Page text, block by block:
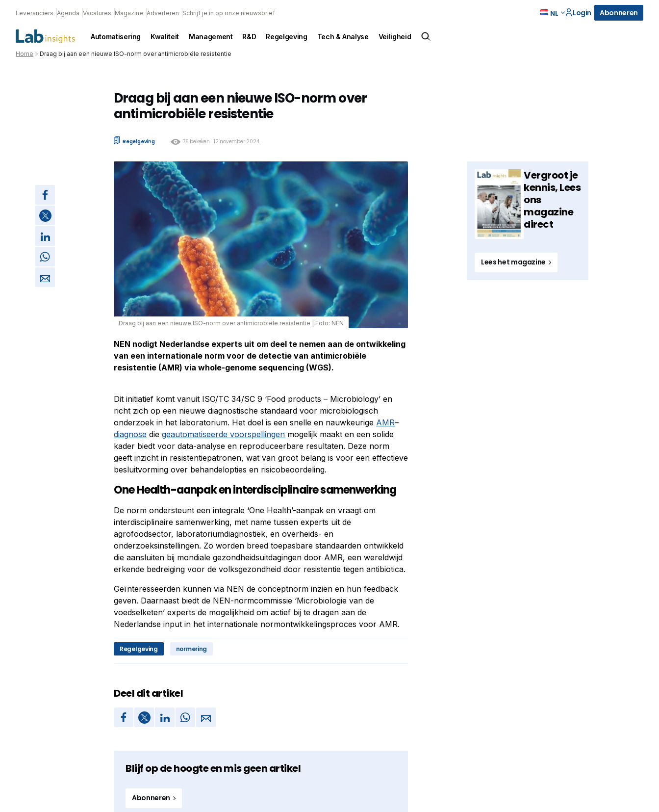
Leveranciers Agenda Vacatures Magazine Adverteren Schrijf je in op onze nieuwsbrief NL Login Abonneren
Automatisering Kwaliteit Management R&D Regelgeving Tech & Analyse Veiligheid
Home » Draag bij aan een nieuwe ISO-norm over antimicrobiële resistentie
Draag bij aan een nieuwe ISO-norm over
antimicrobiële resistentie
Regelgeving 76 bekeken 12 november 2024
Draag bij aan een nieuwe ISO-norm over antimicrobiële resistentie Foto: NEN
NEN nodigt Nederlandse experts uit om deel te nemen aan de ontwikkeling
van een internationale norm voor de detectie van antimicrobiële
resistentie (AMR) via whole-genome sequencing (WGS).
Dit initiatief komt vanuit ISO/TC 34/SC 9 ‘Food products – Microbiology’ en
richt zich op een nieuwe diagnostische standaard voor microbiologisch
onderzoek in het laboratorium. Het doel is een snelle en nauwkeurige AMR–
diagnose die geautomatiseerde voorspellingen mogelijk maakt en een solide
kader biedt voor data-analyse en reproduceerbare resultaten. Deze norm
geeft inzicht in resistentiepatronen, wat van groot belang is voor een effectieve
besluitvorming over behandelopties en risicobeoordeling.
One Health-aanpak en interdisciplinaire samenwerking
De norm ondersteunt een integrale ‘One Health’-aanpak en vraagt om
interdisciplinaire samenwerking, met name tussen experts uit de
agrofoodsector, laboratoriumdiagnostiek, en overheids- en
onderzoeksinstellingen. Zo worden breed toepasbare standaarden ontwikkeld
die aansluiten bij mondiale gezondheidsuitdagingen door AMR, een wereldwijd
erkende bedreiging voor de volksgezondheid door resistentie tegen antibiotica.
Geïnteresseerden kunnen via NEN de conceptnorm inzien en hun feedback
geven. Daarnaast biedt de NEN-normcommissie ‘Microbiologie van de
voedselketen’ experts de mogelijkheid om actief bij te dragen aan de
Nederlandse input in het internationale normontwikkelingsproces voor AMR.
Regelgeving normering
Deel dit artikel
Blijf op de hoogte en mis geen artikel
Abonneren
Vergroot je
kennis, Lees
ons
magazine
direct
Lees het magazine